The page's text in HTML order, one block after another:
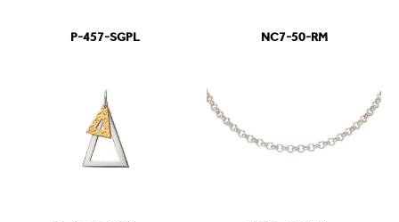
P-457-SGPL NC7-50-RM